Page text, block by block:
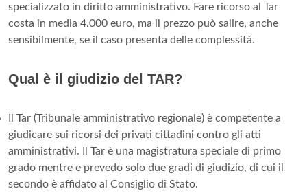
specializzato in diritto amministrativo. Fare ricorso al Tar
costa in media 4.000 euro, ma il prezzo può salire, anche
sensibilmente, se il caso presenta delle complessità.
Qual è il giudizio del TAR?
Il Tar (Tribunale amministrativo regionale) è competente a
giudicare sui ricorsi dei privati cittadini contro gli atti
amministrativi. Il Tar è una magistratura speciale di primo
grado mentre e prevedo solo due gradi di giudizio, di cui il
secondo è affidato al Consiglio di Stato.